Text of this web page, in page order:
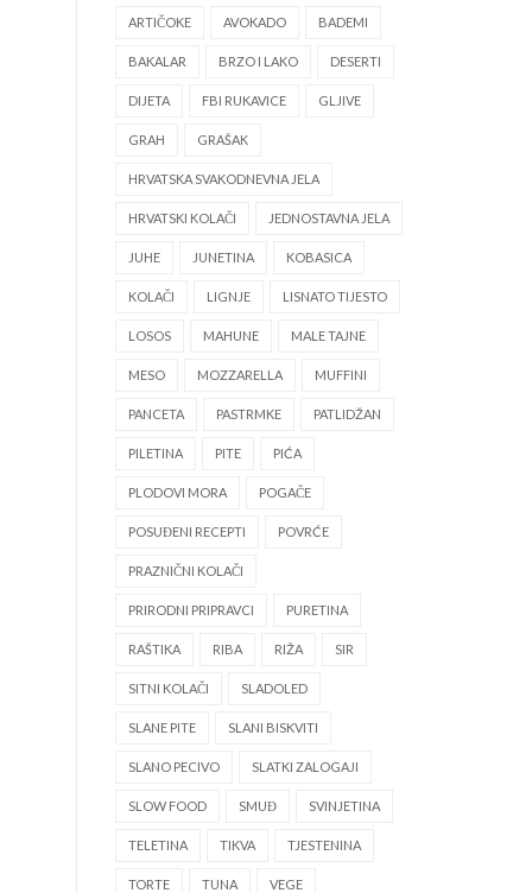
ARTIČOKE AVOKADO BADEMI
BAKALAR BRZO I LAKO DESERTI
DIJETA FBI RUKAVICE GLJIVE
GRAH GRAŠAK
HRVATSKA SVAKODNEVNA JELA
HRVATSKI KOLAČI JEDNOSTAVNA JELA
JUHE JUNETINA KOBASICA
KOLAČI LIGNJE LISNATO TIJESTO
LOSOS MAHUNE MALE TAJNE
MESO MOZZARELLA MUFFINI
PANCETA PASTRMKE PATLIDŽAN
PILETINA PITE PIĆA
PLODOVI MORA POGAČE
POSUĐENI RECEPTI POVRĆE
PRAZNIČNI KOLAČI
PRIRODNI PRIPRAVCI PURETINA
RAŠTIKA RIBA RIŽA SIR
SITNI KOLAČI SLADOLED
SLANE PITE SLANI BISKVITI
SLANO PECIVO SLATKI ZALOGAJI
SLOW FOOD SMUĐ SVINJETINA
TELETINA TIKVA TJESTENINA
TORTE TUNA VEGE